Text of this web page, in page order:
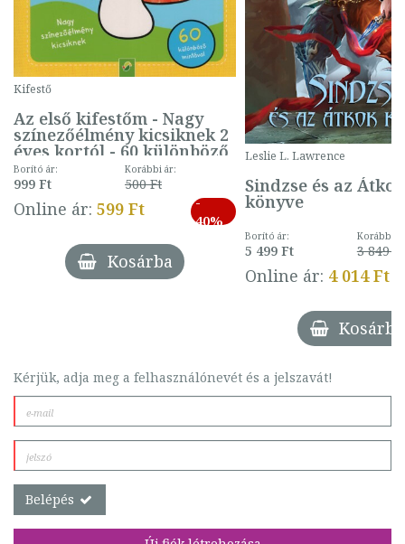
Kifestő
Az első kifestőm - Nagy
színezőélmény kicsiknek 2
éves kortól - 60 különböző
mintával (gombás)
Borító ár:
999 Ft
Korábbi ár:
500 Ft
Online ár: 599 Ft
-
40%
Kosárba
Leslie L. Lawrence
Sindzse és az Átkok
könyve
Borító ár:
5 499 Ft
Korábbi
3 849 Ft
Online ár: 4 014 Ft
Kosárba
Kérjük, adja meg a felhasználónevét és a jelszavát!
Belépés